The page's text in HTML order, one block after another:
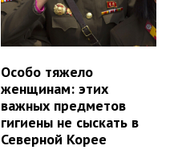
Особо тяжело
женщинам: этих
важных предметов
гигиены не сыскать в
Северной Корее